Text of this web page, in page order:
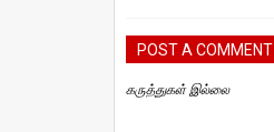
POST A COMMENT
கருத்துகள் இல்லை